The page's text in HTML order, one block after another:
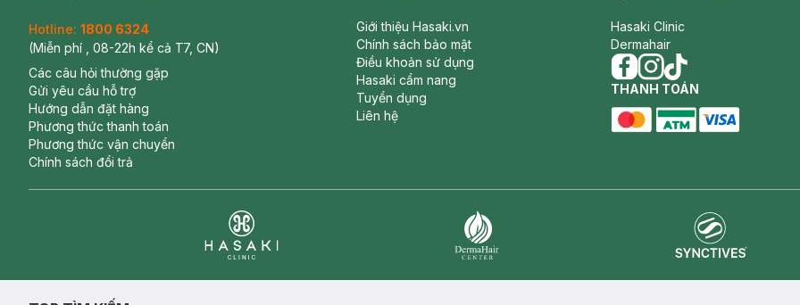
Hotline: 1800 6324
(Miễn phí , 08-22h kể cả T7, CN)
Các câu hỏi thường gặp
Gửi yêu cầu hỗ trợ
Hướng dẫn đặt hàng
Phương thức thanh toán
Phương thức vận chuyển
Chính sách đổi trả
Giới thiệu Hasaki.vn
Chính sách bảo mật
Điều khoản sử dụng
Hasaki cẩm nang
Tuyển dụng
Liên hệ
Hasaki Clinic
Dermahair
facebook
instagram
tiktok
THANH TOÁN